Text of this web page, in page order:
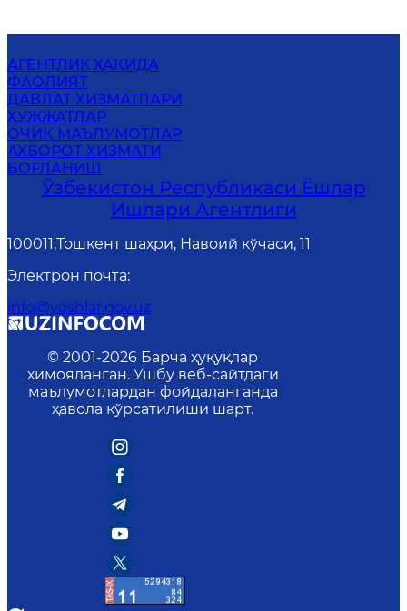
АГЕНТЛИК ҲАҚИДА
ФАОЛИЯТ
ДАВЛАТ ХИЗМАТЛАРИ
ҲУЖЖАТЛАР
ОЧИҚ МАЪЛУМОТЛАР
АХБОРОТ ХИЗМАТИ
БОҒЛАНИШ
Ўзбекистон Республикаси Ёшлар
Ишлари Агентлиги
100011,Тошкент шаҳри, Навоий кўчаси, 11
Электрон почта:
info@yoshlar.gov.uz
© 2001-2026 Барча ҳуқуқлар
ҳимояланган. Ушбу веб-сайтдаги
маълумотлардан фойдаланганда
ҳавола кўрсатилиши шарт.